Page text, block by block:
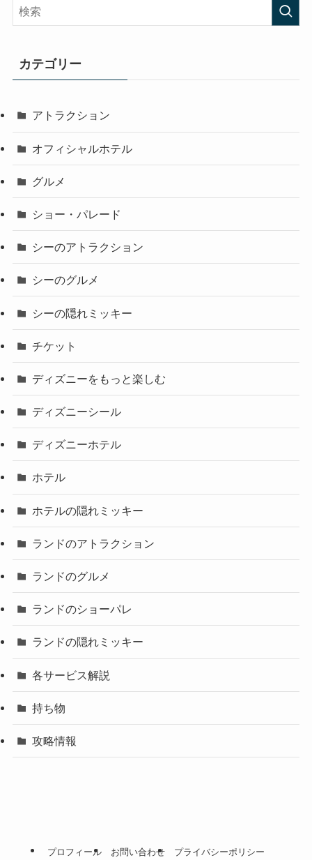
カテゴリー
アトラクション
オフィシャルホテル
グルメ
ショー・パレード
シーのアトラクション
シーのグルメ
シーの隠れミッキー
チケット
ディズニーをもっと楽しむ
ディズニーシール
ディズニーホテル
ホテル
ホテルの隠れミッキー
ランドのアトラクション
ランドのグルメ
ランドのショーパレ
ランドの隠れミッキー
各サービス解説
持ち物
攻略情報
プロフィール お問い合わせ プライバシーポリシー